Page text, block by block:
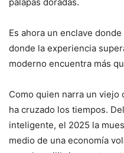
Es ahora un enclave
donde la experiencia
moderno encuentra más
Como quien narra un viejo
ha cruzado los tiempos.
inteligente, el 2025 la
medio de una economía